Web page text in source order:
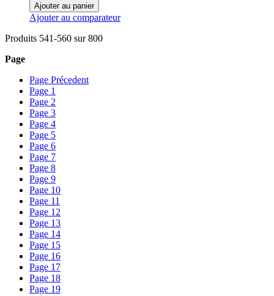
Ajouter au panier
Ajouter au comparateur
Produits 541-560 sur800
Page
Page Précedent
Page 1
Page 2
Page 3
Page 4
Page 5
Page 6
Page 7
Page 8
Page 9
Page 10
Page 11
Page 12
Page 13
Page 14
Page 15
Page 16
Page 17
Page 18
Page 19